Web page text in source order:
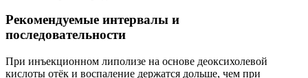
Рекомендуемые интервалы и
последовательности
При инъекционном липолизе на основе деоксихолевой
кислоты отёк и воспаление держатся дольше, чем при